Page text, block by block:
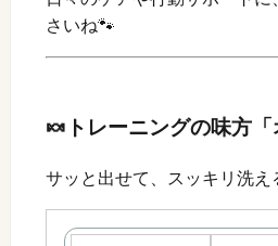
さいね🐾
🍬トレーニングの味方「
サッと出せて、スッキリ洗え